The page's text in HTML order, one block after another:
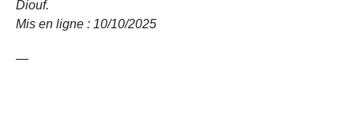
Diouf.
Mis en ligne : 10/10/2025
—